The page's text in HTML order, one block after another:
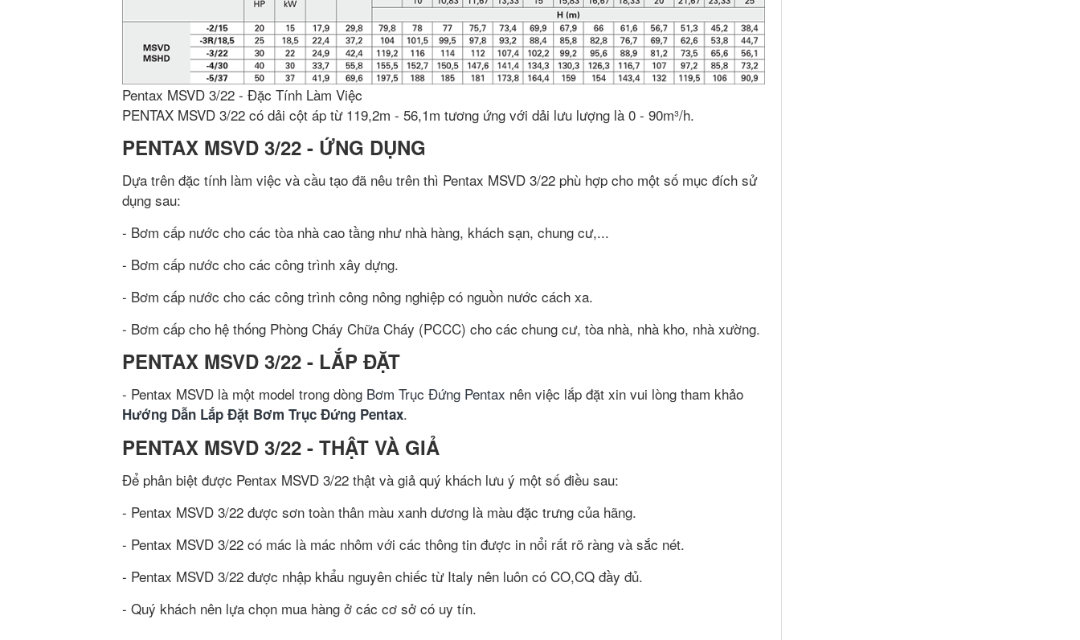
Pentax MSVD 3/22 - Đặc Tính Làm Việc
PENTAX MSVD 3/22 có dải cột áp từ 119,2m - 56,1m tương ứng với dải lưu lượng là 0 - 90m³/h.
PENTAX MSVD 3/22 - ỨNG DỤNG
Dựa trên đặc tính làm việc và cầu tạo đã nêu trên thì Pentax MSVD 3/22 phù hợp cho một số mục đích sử
dụng sau:
- Bơm cấp nước cho các tòa nhà cao tầng như nhà hàng, khách sạn, chung cư,...
- Bơm cấp nước cho các công trình xây dựng.
- Bơm cấp nước cho các công trình công nông nghiệp có nguồn nước cách xa.
- Bơm cấp cho hệ thống Phòng Cháy Chữa Cháy (PCCC) cho các chung cư, tòa nhà, nhà kho, nhà xường.
PENTAX MSVD 3/22 - LẮP ĐẶT
- Pentax MSVD là một model trong dòng Bơm Trục Đứng Pentax nên việc lắp đặt xin vui lòng tham khảo
Hướng Dẫn Lắp Đặt Bơm Trục Đứng Pentax.
PENTAX MSVD 3/22 - THẬT VÀ GIẢ
Để phân biệt được Pentax MSVD 3/22 thật và giả quý khách lưu ý một số điều sau:
- Pentax MSVD 3/22 được sơn toàn thân màu xanh dương là màu đặc trưng của hãng.
- Pentax MSVD 3/22 có mác là mác nhôm với các thông tin được in nổi rất rõ ràng và sắc nét.
- Pentax MSVD 3/22 được nhập khẩu nguyên chiếc từ Italy nên luôn có CO,CQ đầy đủ.
- Quý khách nên lựa chọn mua hàng ở các cơ sở có uy tín.